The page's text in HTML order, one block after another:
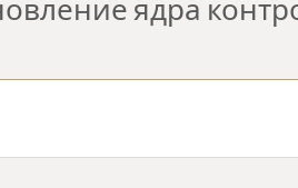
ядра